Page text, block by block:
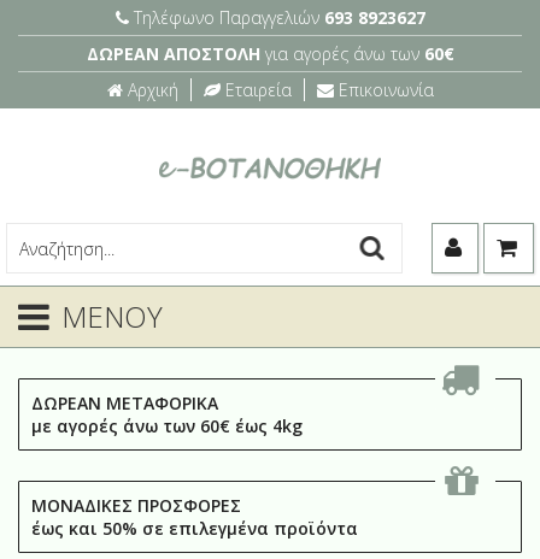
Τηλέφωνο Παραγγελιών 693 8923627
ΔΩΡΕΑΝ ΑΠΟΣΤΟΛΗ για αγορές άνω των 60€
Αρχική
Εταιρεία Επικοινωνία
ΜΕΝΟΥ
ΔΩΡΕΑΝ ΜΕΤΑΦΟΡΙΚΑ
με αγορές άνω των 60€ έως 4kg
ΜΟΝΑΔΙΚΕΣ ΠΡΟΣΦΟΡΕΣ
έως και 50% σε επιλεγμένα προϊόντα